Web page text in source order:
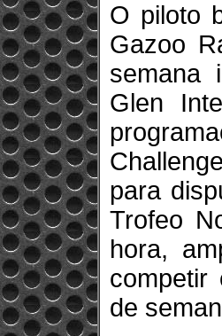
O piloto
Gazoo
semana
Glen
para
Trofeo
hora,
competir
de